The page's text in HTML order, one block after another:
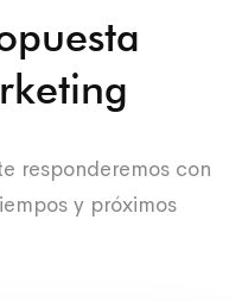
responderemos con
y próximos